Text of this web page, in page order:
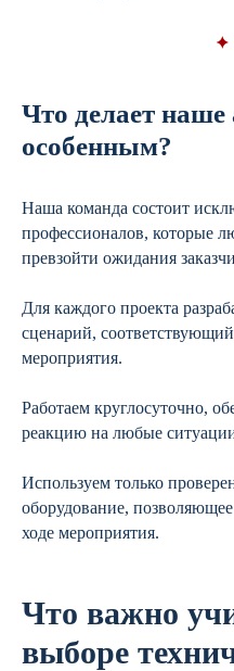
Что делает наше
особенным?
Наша команда состоит
профессионалов, которые
превзойти ожидания
Для каждого проекта
сценарий,
мероприятия.
Работаем круглосуточно,
реакцию на любые
Используем только
оборудование,
ходе мероприятия.
Что важно
выборе